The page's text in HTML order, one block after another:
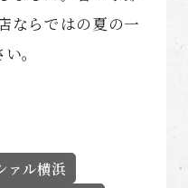
ならではの夏の一
。
ァル横浜